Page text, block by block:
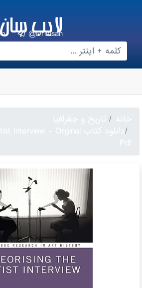
لایب سان
@Drlibsan
تاریخ و جغرافیا